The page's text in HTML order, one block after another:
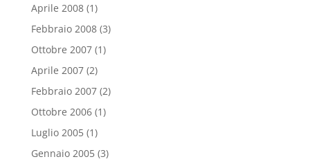
Aprile 2008(1)
Febbraio 2008(3)
Ottobre 2007(1)
Aprile 2007(2)
Febbraio 2007(2)
Ottobre 2006(1)
Luglio 2005(1)
Gennaio 2005(3)